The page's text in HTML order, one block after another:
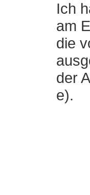
Ich
am
die
der
e).